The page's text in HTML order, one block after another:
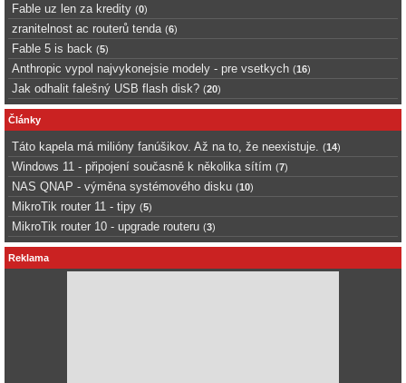
Fable uz len za kredity (0)
zranitelnost ac routerů tenda (6)
Fable 5 is back (5)
Anthropic vypol najvykonejsie modely - pre vsetkych (16)
Jak odhalit falešný USB flash disk? (20)
Články
Táto kapela má milióny fanúšikov. Až na to, že neexistuje. (14)
Windows 11 - připojení současně k několika sítím (7)
NAS QNAP - výměna systémového disku (10)
MikroTik router 11 - tipy (5)
MikroTik router 10 - upgrade routeru (3)
Reklama